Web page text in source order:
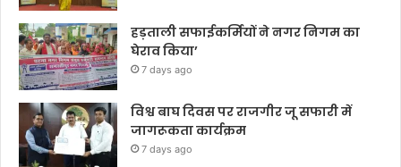
हड़ताली सफाईकर्मियों ने नगर निगम का
घेराव किया’
7 days ago
विश्व बाघ दिवस पर राजगीर जू सफारी में
जागरूकता कार्यक्रम
7 days ago